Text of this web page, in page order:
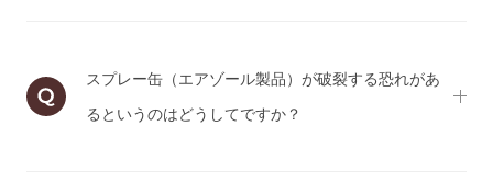
スプレー缶（エアゾール製品）が破裂する恐れがあ
るというのはどうしてですか？